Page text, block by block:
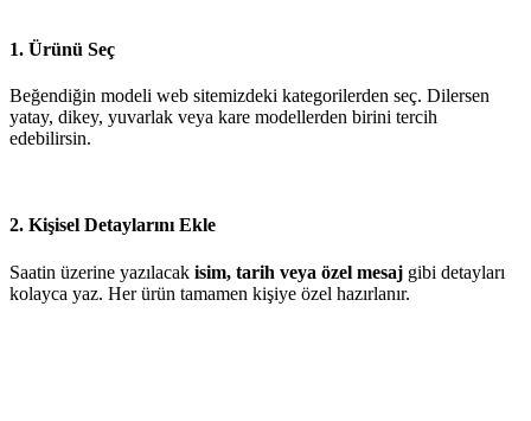
1. Ürünü Seç
Beğendiğin modeli web sitemizdeki kategorilerden seç. Dilersen
yatay, dikey, yuvarlak veya kare modellerden birini tercih
edebilirsin.
2. Kişisel Detaylarını Ekle
Saatin üzerine yazılacak isim, tarih veya özel mesaj gibi detayları
kolayca yaz. Her ürün tamamen kişiye özel hazırlanır.